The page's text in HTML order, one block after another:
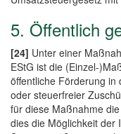
5. Öffentlich
[24] Unter einer
EStG ist die (Einzel-
öffentliche Förderung in
oder steuerfreier
für diese Maßnahme
dies die Möglichkeit der